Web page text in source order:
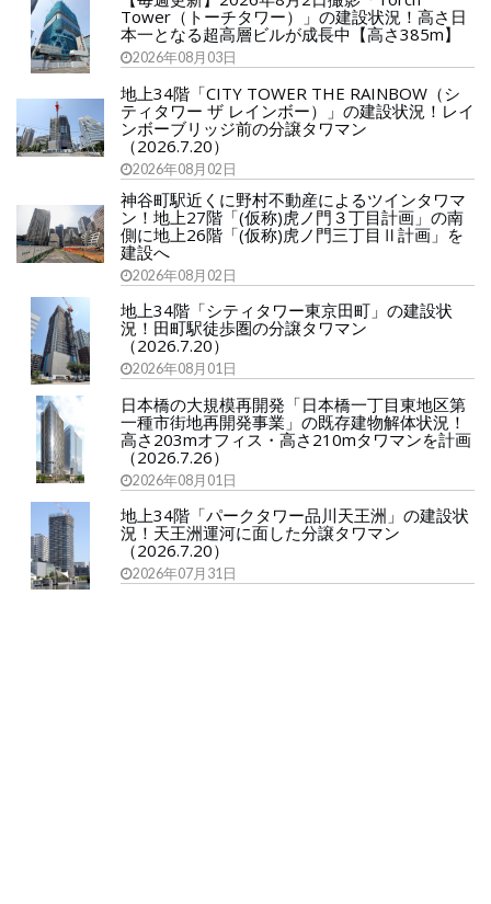
Tower（トーチタワー）」の建設状況！高さ日
本一となる超高層ビルが成長中【高さ385m】
2026年08月03日
地上34階「CITY TOWER THE RAINBOW（シ
ティタワー ザ レインボー）」の建設状況！レイ
ンボーブリッジ前の分譲タワマン
（2026.7.20）
2026年08月02日
神谷町駅近くに野村不動産によるツインタワマ
ン！地上27階「(仮称)虎ノ門３丁目計画」の南
側に地上26階「(仮称)虎ノ門三丁目Ⅱ計画」を
建設へ
2026年08月02日
地上34階「シティタワー東京田町」の建設状
況！田町駅徒歩圏の分譲タワマン
（2026.7.20）
2026年08月01日
日本橋の大規模再開発「日本橋一丁目東地区第
一種市街地再開発事業」の既存建物解体状況！
高さ203mオフィス・高さ210mタワマンを計画
（2026.7.26）
2026年08月01日
地上34階「パークタワー品川天王洲」の建設状
況！天王洲運河に面した分譲タワマン
（2026.7.20）
2026年07月31日